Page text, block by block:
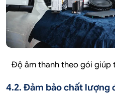
Độ âm thanh theo gói giúp
4.2. Đảm bảo chất lượng